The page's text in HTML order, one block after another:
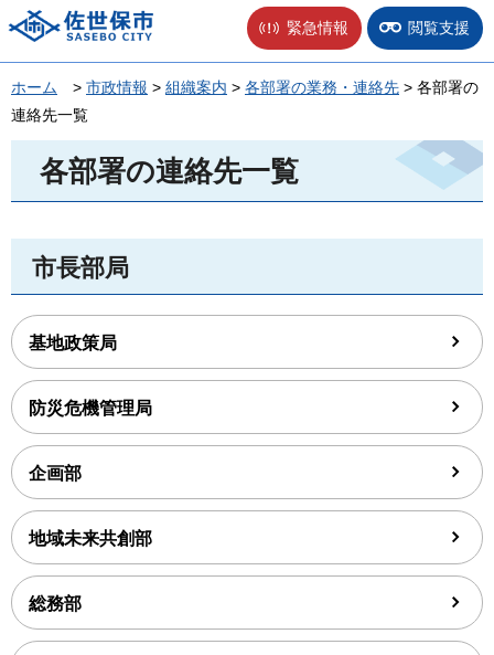
佐世保市 緊急情報 閲覧支援
ホーム > 市政情報 > 組織案内 > 各部署の業務・連絡先 > 各部署の
連絡先一覧
各部署の連絡先一覧
市長部局
基地政策局
防災危機管理局
企画部
地域未来共創部
総務部